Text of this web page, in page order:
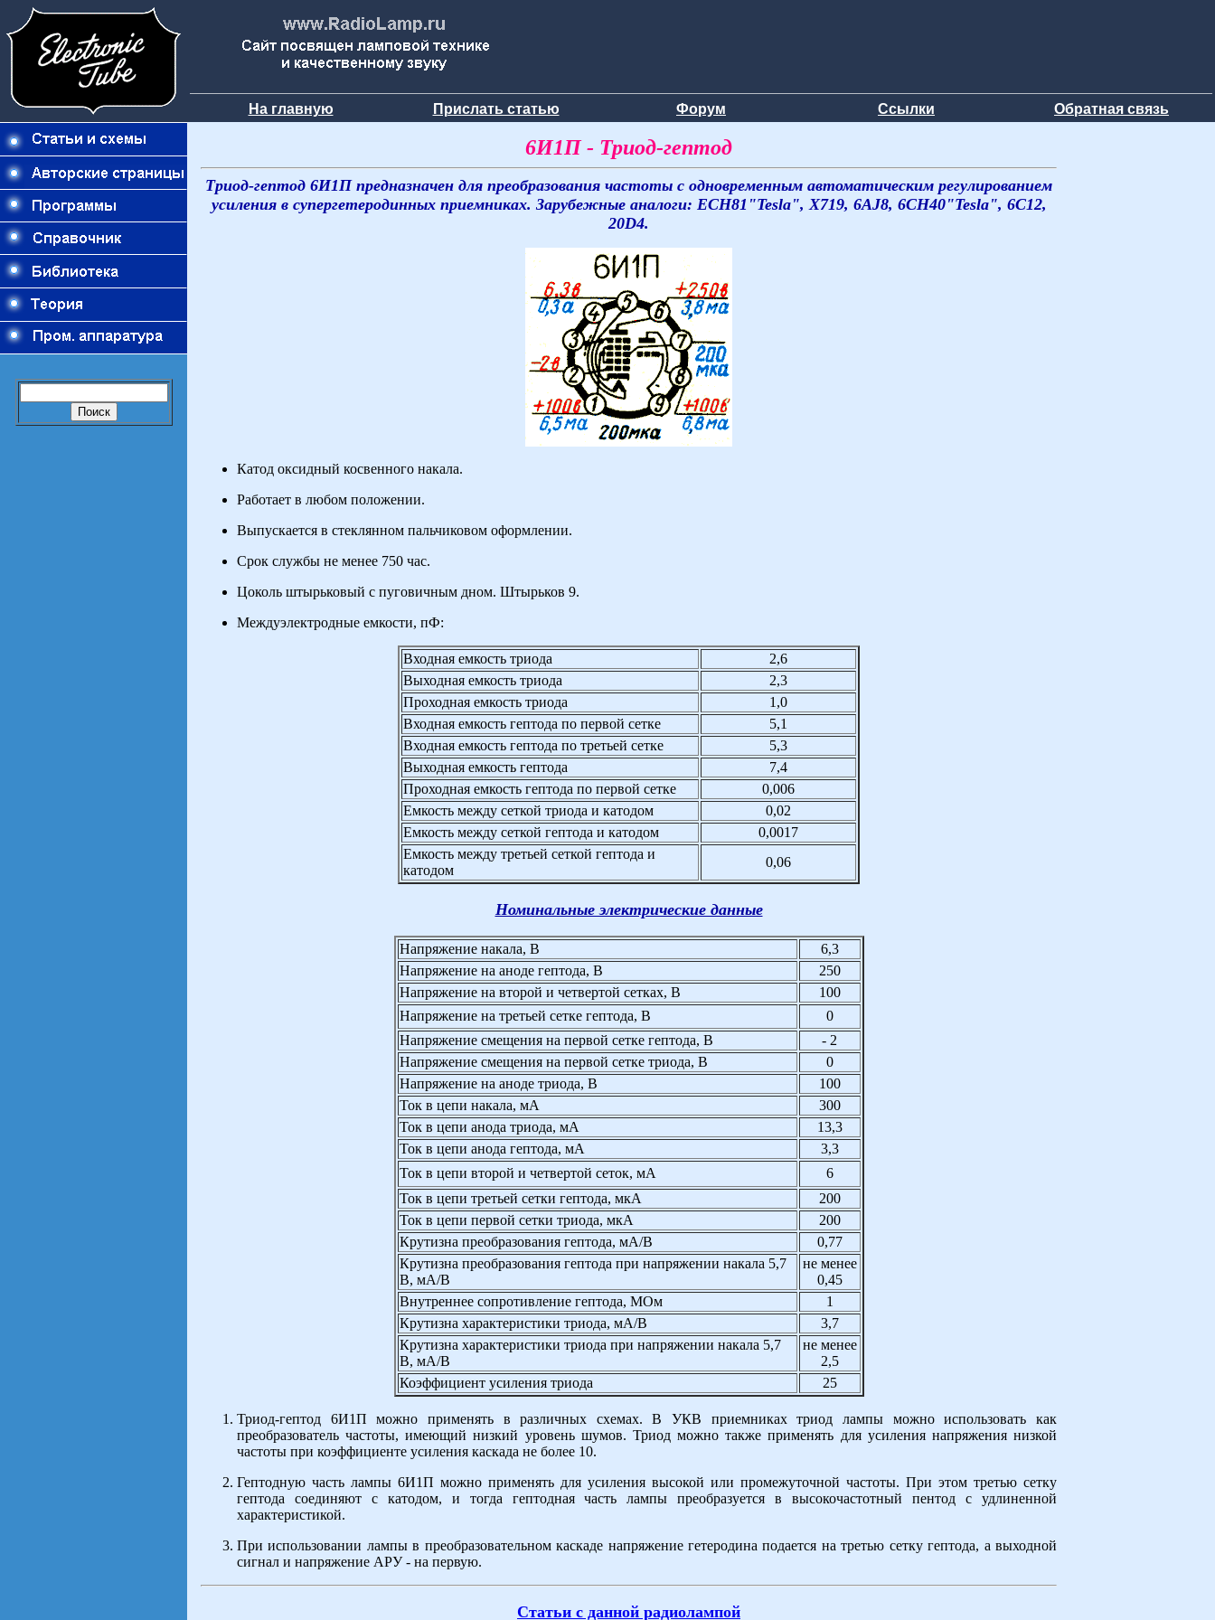
На главную Прислать статью Форум Ссылки Обратная связь
6И1П - Триод-гептод
Триод-гептод 6И1П предназначен для преобразования частоты с одновременным автоматическим регулированием
усиления в супергетеродинных приемниках. Зарубежные аналоги: ECH81"Tesla", X719, 6AJ8, 6CH40"Tesla", 6C12,
20D4.
Катод оксидный косвенного накала.
Работает в любом положении.
Выпускается в стеклянном пальчиковом оформлении.
Срок службы не менее 750 час.
Цоколь штырьковый с пуговичным дном. Штырьков 9.
Междуэлектродные емкости, пФ:
Входная емкость триода
2,6
Выходная емкость триода
2,3
Проходная емкость триода
1,0
Входная емкость гептода по первой сетке
5,1
Входная емкость гептода по третьей сетке
5,3
Выходная емкость гептода
7,4
Проходная емкость гептода по первой сетке
0,006
Емкость между сеткой триода и катодом
0,02
Емкость между сеткой гептода и катодом
0,0017
Емкость между третьей сеткой гептода и
катодом
0,06
Номинальные электрические данные
Напряжение накала, В
6,3
Напряжение на аноде гептода, В
250
Напряжение на второй и четвертой сетках, В
100
Напряжение на третьей сетке гептода, В
0
Напряжение смещения на первой сетке гептода, В
- 2
Напряжение смещения на первой сетке триода, В
0
Напряжение на аноде триода, В
100
Ток в цепи накала, мА
300
Ток в цепи анода триода, мА
13,3
Ток в цепи анода гептода, мА
3,3
Ток в цепи второй и четвертой сеток, мА
6
Ток в цепи третьей сетки гептода, мкА
200
Ток в цепи первой сетки триода, мкА
200
Крутизна преобразования гептода, мА/В
0,77
Крутизна преобразования гептода при напряжении накала 5,7
В, мА/В
не менее
0,45
Внутреннее сопротивление гептода, МОм
1
Крутизна характеристики триода, мА/В
3,7
Крутизна характеристики триода при напряжении накала 5,7
В, мА/В
не менее
2,5
Коэффициент усиления триода
25
Триод-гептод 6И1П можно применять в различных схемах. В УКВ приемниках триод лампы можно использовать как
преобразователь частоты, имеющий низкий уровень шумов. Триод можно также применять для усиления напряжения низкой
частоты при коэффициенте усиления каскада не более 10.
Гептодную часть лампы 6И1П можно применять для усиления высокой или промежуточной частоты. При этом третью сетку
гептода соединяют с катодом, и тогда гептодная часть лампы преобразуется в высокочастотный пентод с удлиненной
характеристикой.
При использовании лампы в преобразовательном каскаде напряжение гетеродина подается на третью сетку гептода, а выходной
сигнал и напряжение АРУ - на первую.
Статьи с данной радиолампой